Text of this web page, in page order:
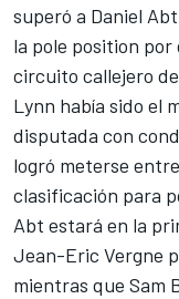
superó a Daniel
la pole position por
circuito callejero
Lynn había sido el
disputada con
logró meterse
clasificación para
Abt estará en la
Jean-Eric Vergne
mientras que Sam